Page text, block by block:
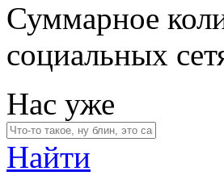
Суммарное
социальных
Нас уже
Найти